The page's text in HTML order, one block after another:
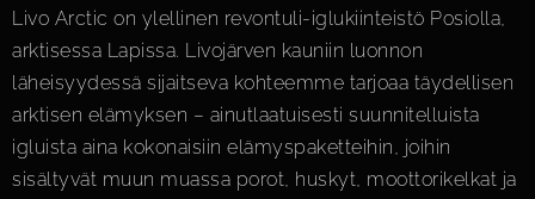
Livo Arctic on ylellinen revontuli-iglukiinteistö Posiolla,
arktisessa Lapissa. Livojärven kauniin luonnon
läheisyydessä sijaitseva kohteemme tarjoaa täydellisen
arktisen elämyksen – ainutlaatuisesti suunnitelluista
igluista aina kokonaisiin elämys­paketteihin, joihin
sisältyvät muun muassa porot, huskyt, moottorikelkat ja